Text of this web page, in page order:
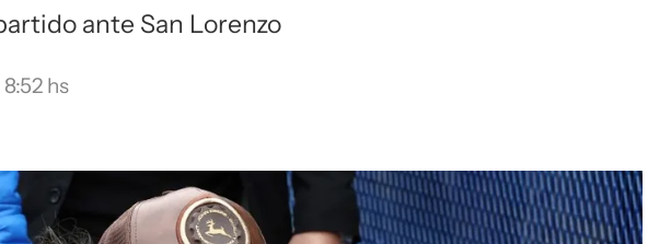
ante San Lorenzo
8:52 hs